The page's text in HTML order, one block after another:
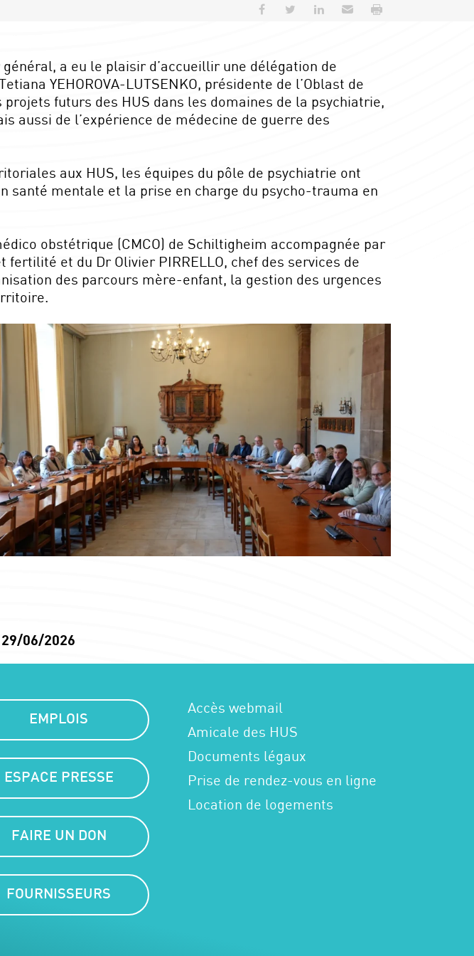
Partager sur Facebook
Partager sur Twitter
Partager sur LinkedIn
Envoyer par e-mail
a eu le plaisir d’accueillir une délégation de
YEHOROVA-LUTSENKO, présidente de l’Oblast de
futurs des HUS dans les domaines de la psychiatrie,
aussi de l’expérience de médecine de guerre des
aux HUS, les équipes du pôle de psychiatrie ont
santé mentale et la prise en charge du psycho-trauma en
obstétrique (CMCO) de Schiltigheim accompagnée par
et du Dr Olivier PIRRELLO, chef des services de
des parcours mère-enfant, la gestion des urgences
06/2026
EMPLOIS
ESPACE PRESSE
FAIRE UN DON
FOURNISSEURS
Accès webmail
Amicale des HUS
Documents légaux
Prise de rendez-vous en ligne
Location de logements